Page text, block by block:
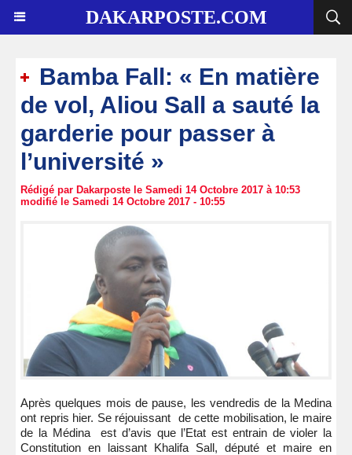
DAKARPOSTE.COM
Bamba Fall: « En matière
de vol, Aliou Sall a sauté la
garderie pour passer à
l’université »
Rédigé par Dakarposte le Samedi 14 Octobre 2017 à 10:53
modifié le Samedi 14 Octobre 2017 - 10:55
Après quelques mois de pause, les vendredis de la Medina
ont repris hier. Se réjouissant de cette mobilisation, le maire
de la Médina est d’avis que l’Etat est entrain de violer la
Constitution en laissant Khalifa Sall, député et maire en